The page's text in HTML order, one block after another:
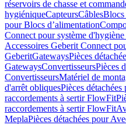
réservoirs de chasse et
hygiéniqueCapteursCâblesBlocs
pour Blocs d’alimentation
Connect pour système
Accessoires Geberit Connect
GeberitGatewaysPièces
GatewaysConvertisseursPièces
ConvertisseursMatériel de
d'arrêt obliquesPièces
raccordements à sertir FlowFit
raccordements à sertir FlowFit
MeplaPièces détachées pour